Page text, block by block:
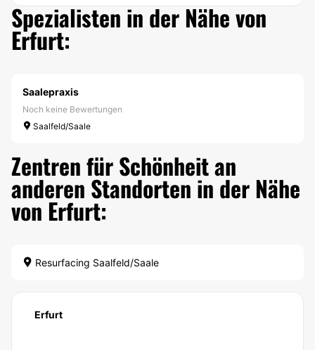
Spezialisten in der Nähe von
Erfurt:
Saalepraxis
Noch keine Bewertungen
Saalfeld/Saale
Zentren für Schönheit an
anderen Standorten in der Nähe
von Erfurt:
Resurfacing Saalfeld/Saale
Erfurt